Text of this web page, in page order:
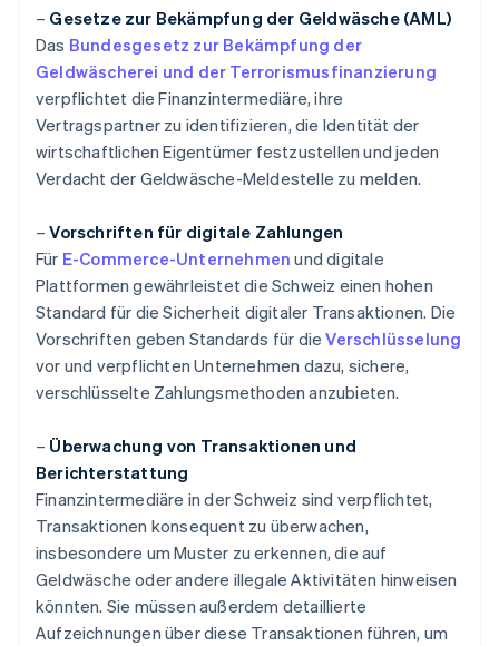
– Gesetze zur Bekämpfung der Geldwäsche (AML)
Das Bundesgesetz zur Bekämpfung der
Geldwäscherei und der Terrorismusfinanzierung
verpflichtet die Finanzintermediäre, ihre
Vertragspartner zu identifizieren, die Identität der
wirtschaftlichen Eigentümer festzustellen und jeden
Verdacht der Geldwäsche-Meldestelle zu melden.
–Vorschriften für digitale Zahlungen
Für E-Commerce-Unternehmen und digitale
Plattformen gewährleistet die Schweiz einen hohen
Standard für die Sicherheit digitaler Transaktionen. Die
Vorschriften geben Standards für dieVerschlüsselung
vor und verpflichten Unternehmen dazu, sichere,
verschlüsselte Zahlungsmethoden anzubieten.
– Überwachung von Transaktionen und
Berichterstattung
Finanzintermediäre in der Schweiz sind verpflichtet,
Transaktionen konsequent zu überwachen,
insbesondere um Muster zu erkennen, die auf
Geldwäsche oder andere illegale Aktivitäten hinweisen
könnten. Sie müssen außerdem detaillierte
Aufzeichnungen über diese Transaktionen führen, um